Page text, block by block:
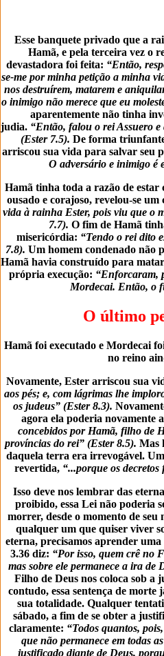
Esse banquete privado que a
Hamã, e pela terceira vez o
devastadora foi feita: “Então,
se-me por minha petição a minha
nos destruírem, matarem e
o inimigo não merece que eu
aparentemente não tinha
judia. “Então, falou o rei Assuero e
(Ester 7.5). De forma
arriscou sua vida para salvar seu
O adversário e inimigo é
Hamã tinha toda a razão de estar
ousado e corajoso, revelou-se
vida à rainha Ester, pois viu que o
7.7). O fim de Hamã
misericórdia: “Tendo o rei dito
7.8). Um homem condenado não
Hamã havia construído para
própria execução: “Enforcaram,
Mordecai. Então, o
O último
Hamã foi executado e Mordecai
no reino
Novamente, Ester arriscou sua
aos pés; e, com lágrimas lhe
os judeus” (Ester 8.3).
agora ela poderia novamente
concebidos por Hamã, filho de
províncias do rei” (Ester 8.5). Mas
daquela terra era irrevogável.
revertida, “...porque os
Isso deve nos lembrar das
proibido, essa Lei não poderia
morrer, desde o momento de
qualquer um que quiser viver
eterna, precisamos aprender
3.36 diz: “Por isso, quem crê no
mas sobre ele permanece a ira de
Filho de Deus nos coloca sob a
contudo, essa sentença de morte
sua totalidade. Qualquer
sábado, a fim de se obter a
claramente: “Todos quantos,
que não permanece em todas
justificado diante de Deus,